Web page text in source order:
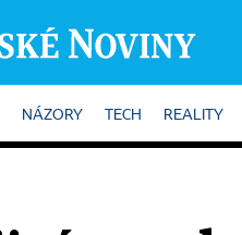
NÁZORY TECH REALITY